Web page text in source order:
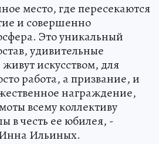
место, где пересекаются
и совершенно
Это уникальный
удивительные
искусством, для
работа, а призвание, и
награждение,
всему коллективу
в честь ее юбилея, -
Инна Ильиных.